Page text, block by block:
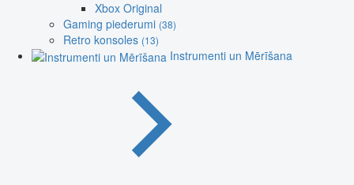
Xbox Original
Gaming piederumi (38)
Retro konsoles (13)
Instrumenti un Mērīšana